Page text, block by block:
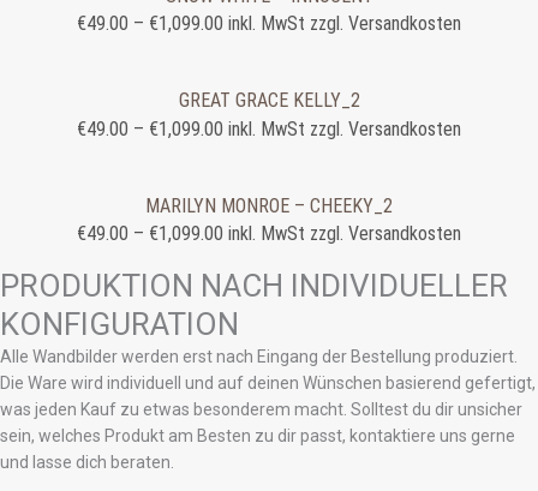
€49.00 – €1,099.00 inkl. MwSt zzgl. Versandkosten
GREAT GRACE KELLY_2
€49.00 – €1,099.00 inkl. MwSt zzgl. Versandkosten
MARILYN MONROE – CHEEKY_2
€49.00 – €1,099.00 inkl. MwSt zzgl. Versandkosten
PRODUKTION NACH INDIVIDUELLER
KONFIGURATION
Alle Wandbilder werden erst nach Eingang der Bestellung produziert.
Die Ware wird individuell und auf deinen Wünschen basierend gefertigt,
was jeden Kauf zu etwas besonderem macht. Solltest du dir unsicher
sein, welches Produkt am Besten zu dir passt, kontaktiere uns gerne
und lasse dich beraten.